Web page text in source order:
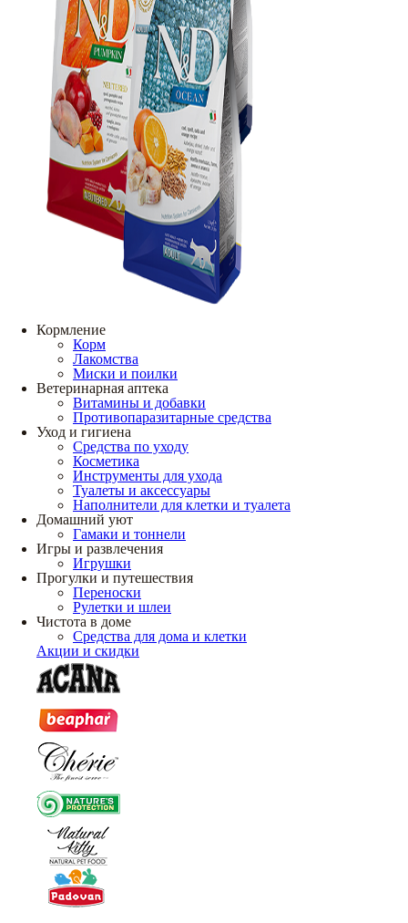
Кормление
Корм
Лакомства
Миски и поилки
Ветеринарная аптека
Витамины и добавки
Противопаразитарные средства
Уход и гигиена
Средства по уходу
Косметика
Инструменты для ухода
Туалеты и аксессуары
Наполнители для клетки и туалета
Домашний уют
Гамаки и тоннели
Игры и развлечения
Игрушки
Прогулки и путешествия
Переноски
Рулетки и шлеи
Чистота в доме
Средства для дома и клетки
Акции и скидки